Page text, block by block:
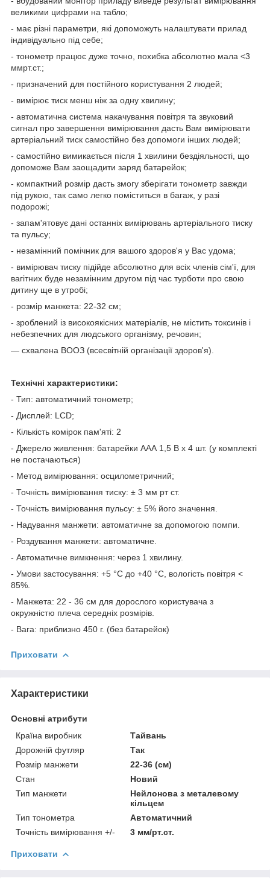
великими цифрами на табло;
- має різні параметри, які допоможуть налаштувати прилад
індивідуально під себе;
- тонометр працює дуже точно, похибка абсолютно мала <3
ммрт.ст.;
- призначений для постійного користування 2 людей;
- вимірює тиск менш ніж за одну хвилину;
- автоматична система накачування повітря та звуковий
сигнал про завершення вимірювання дасть Вам вимірювати
артеріальний тиск самостійно без допомоги інших людей;
- самостійно вимикається після 1 хвилини бездіяльності, що
допоможе Вам заощадити заряд батарейок;
- компактний розмір дасть змогу зберігати тонометр завжди
під рукою, так само легко поміститься в багаж, у разі
подорожі;
- запам'ятовує дані останніх вимірювань артеріального тиску
та пульсу;
- незамінний помічник для вашого здоров'я у Вас удома;
- вимірювач тиску підійде абсолютно для всіх членів сім'ї, для
вагітних буде незамінним другом під час турботи про свою
дитину ще в утробі;
- розмір манжета: 22-32 см;
- зроблений із високоякісних матеріалів, не містить токсинів і
небезпечних для людського організму, речовин;
— схвалена ВООЗ (всесвітній організації здоров'я).
Технічні характеристики:
- Тип: автоматичний тонометр;
- Дисплей: LCD;
- Кількість комірок пам'яті: 2
- Джерело живлення: батарейки ААА 1,5 В х 4 шт. (у комплекті
не постачаються)
- Метод вимірювання: осцилометричний;
- Точність вимірювання тиску: ± 3 мм рт ст.
- Точність вимірювання пульсу: ± 5% його значення.
- Надування манжети: автоматичне за допомогою помпи.
- Роздування манжети: автоматичне.
- Автоматичне вимкнення: через 1 хвилину.
- Умови застосування: +5 °C до +40 °C, вологість повітря <
85%.
- Манжета: 22 - 36 см для дорослого користувача з
окружністю плеча середніх розмірів.
- Вага: приблизно 450 г. (без батарейок)
Приховати
Характеристики
Основні атрибути
Країна виробник
Тайвань
Дорожній футляр
Так
Розмір манжети
22-36 (см)
Стан
Новий
Тип манжети
Нейлонова з металевому
кільцем
Тип тонометра
Автоматичний
Точність вимірювання +/-
3 мм/рт.ст.
Приховати